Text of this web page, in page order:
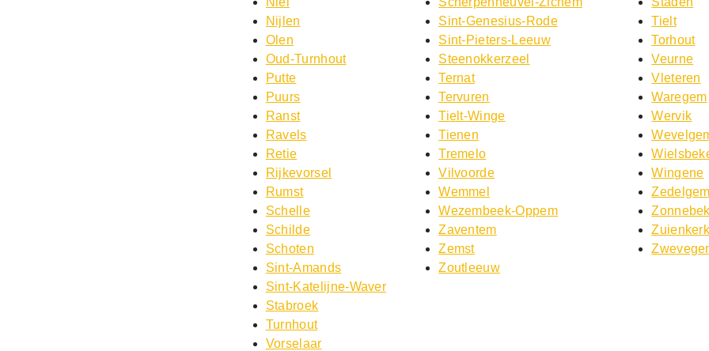
Nijlen
Olen
Oud-Turnhout
Putte
Puurs
Ranst
Ravels
Retie
Rijkevorsel
Rumst
Schelle
Schilde
Schoten
Sint-Amands
Sint-Katelijne-Waver
Stabroek
Turnhout
Vorselaar
Sint-Genesius-Rode
Sint-Pieters-Leeuw
Steenokkerzeel
Ternat
Tervuren
Tielt-Winge
Tienen
Tremelo
Vilvoorde
Wemmel
Wezembeek-Oppem
Zaventem
Zemst
Zoutleeuw
Tielt
Torhout
Veurne
Vleteren
Waregem
Wervik
Wingene
Zedelgem